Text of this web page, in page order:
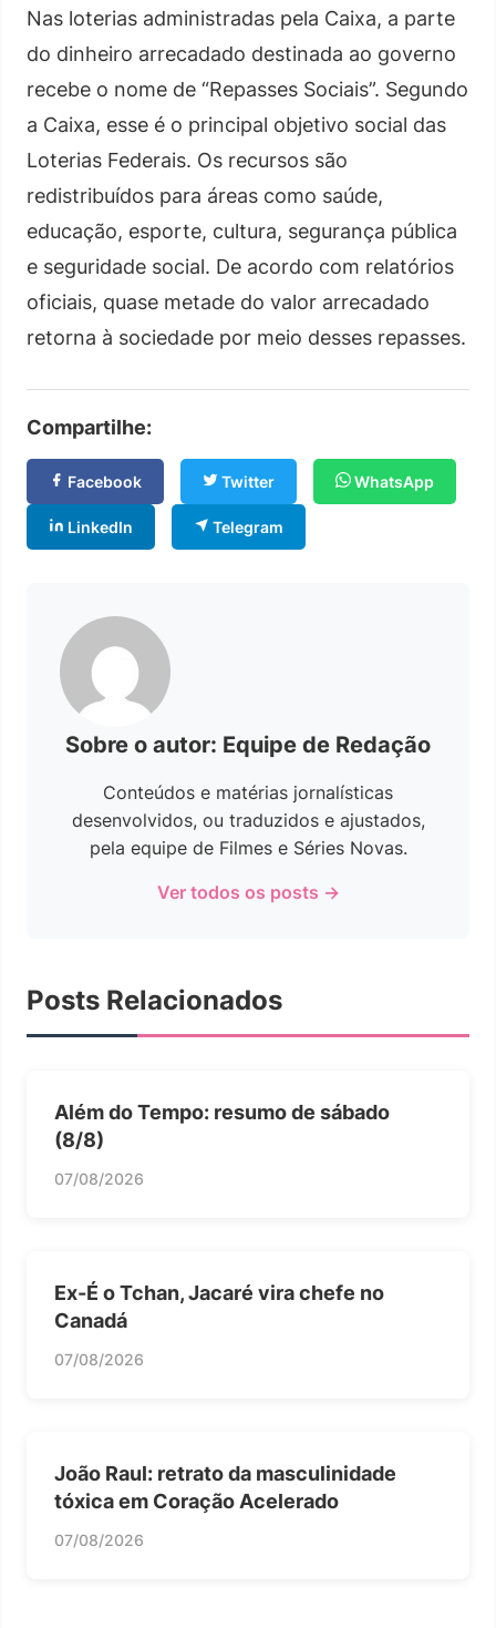
Nas loterias administradas pela Caixa, a parte
do dinheiro arrecadado destinada ao governo
recebe o nome de “Repasses Sociais”. Segundo
a Caixa, esse é o principal objetivo social das
Loterias Federais. Os recursos são
redistribuídos para áreas como saúde,
educação, esporte, cultura, segurança pública
e seguridade social. De acordo com relatórios
oficiais, quase metade do valor arrecadado
retorna à sociedade por meio desses repasses.
Compartilhe:
Facebook Twitter WhatsApp
LinkedIn Telegram
Sobre o autor: Equipe de Redação
Conteúdos e matérias jornalísticas
desenvolvidos, ou traduzidos e ajustados,
pela equipe de Filmes e Séries Novas.
Ver todos os posts →
Posts Relacionados
Além do Tempo: resumo de sábado
(8/8)
07/08/2026
Ex-É o Tchan, Jacaré vira chefe no
Canadá
07/08/2026
João Raul: retrato da masculinidade
tóxica em Coração Acelerado
07/08/2026